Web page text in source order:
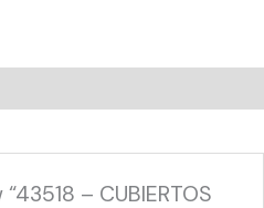
– CUBIERTOS